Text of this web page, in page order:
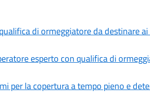
di ormeggiatore da destinare
esperto con qualifica di
per la copertura a tempo pieno e